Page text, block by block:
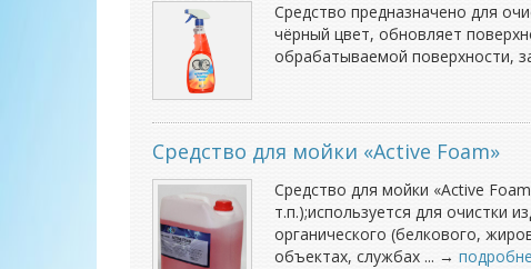
Средство предназначено для
чёрный цвет, обновляет
обрабатываемой поверхности,
​Средство для мойки «Active Foam»
Средство для мойки «Active
т.п.);используется для очистки
органического (белкового,
объектах, службах ... →